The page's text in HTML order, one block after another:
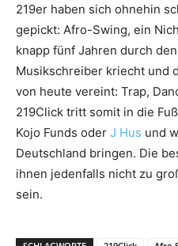
219er haben sich ohnehin
gepickt: Afro-Swing, ein
knapp fünf Jahren durch
Musikschreiber kriecht und
von heute vereint: Trap,
219Click tritt somit in die
Kojo Funds oder J Hus und
Deutschland bringen. Die
ihnen jedenfalls nicht zu
sein.